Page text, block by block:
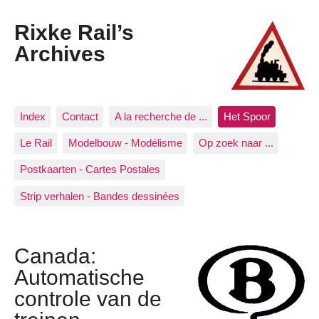
Rixke Rail’s
Archives
Index Contact A la recherche de ... Het Spoor
Le Rail Modelbouw - Modélisme Op zoek naar ...
Postkaarten - Cartes Postales
Strip verhalen - Bandes dessinées
Canada:
Automatische
controle van de